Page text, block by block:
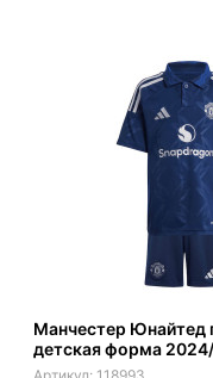
Манчестер Юнайтед
детская форма